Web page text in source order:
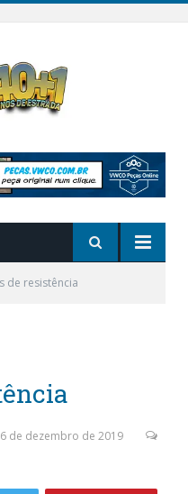
de resistência
de dezembro de 2019